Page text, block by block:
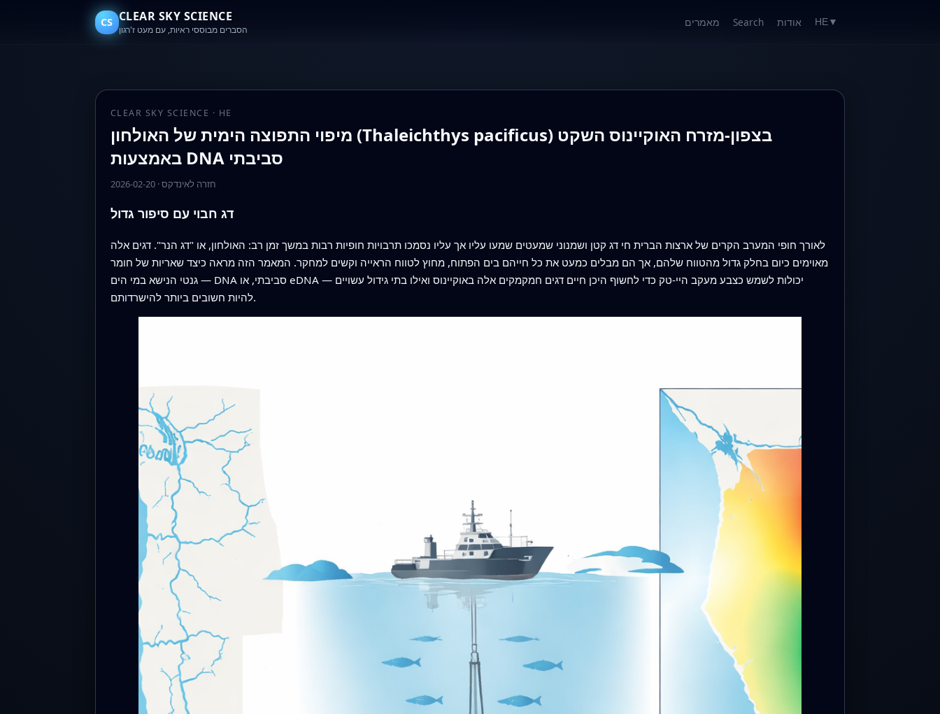
CS CLEAR SKY SCIENCE
הסברים מבוססי ראיות, עם מעט ז'רגון
מאמרים Search אודות HE ▼
CLEAR SKY SCIENCE · HE
מיפוי התפוצה הימית של האולחון (Thaleichthys pacificus) בצפון‑מזרח האוקיינוס השקט
באמצעות DNA סביבתי
2026-02-20·חזרה לאינדקס
דג חבוי עם סיפור גדול
לאורך חופי המערב הקרים של ארצות הברית חי דג קטן ושמנוני שמעטים שמעו עליו אך עליו נסמכו תרבויות חופיות רבות במשך זמן רב: האולחון, או "דג הנר". דגים אלה
מאוימים כיום בחלק גדול מהטווח שלהם, אך הם מבלים כמעט את כל חייהם בים הפתוח, מחוץ לטווח הראייה וקשים למחקר. המאמר הזה מראה כיצד שאריות של חומר
גנטי הנישא במי הים — DNA סביבתי, או eDNA — יכולות לשמש כצבע מעקב היי‑טק כדי לחשוף היכן חיים דגים חמקמקים אלה באוקיינוס ואילו בתי גידול עשויים
להיות חשובים ביותר להישרדותם.